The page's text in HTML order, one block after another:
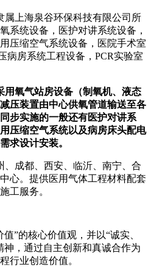
属上海泉谷环保科技有限公司所
系统设备，医护对讲系统设备，
压缩空气系统设备，医院手术室
病房系统工程设备，PCR实验室
用氧气站房设备（制氧机、液态
压装置由中心供氧管道输送至各
步实施的一般还有医护对讲系
压缩空气系统以及病房床头配电
求设计安装。
、成都、西安、临沂、南宁、合
心。提供医用气体工程材料配套
工服务。
”的核心价值观，并以“诚实、
神，通过自主创新和真诚合作为
行业创造价值。